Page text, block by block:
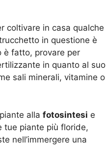
coltivare in casa qualche
in questione è
è fatto, provare per
in quanto al suo
sali minerali, vitamine o
alla fotosintesi e
tue piante più floride,
nell’immergere una